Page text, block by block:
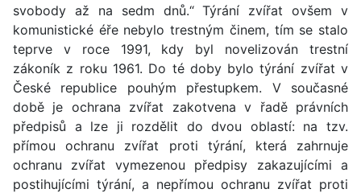
svobody až na sedm dnů.“ Týrání zvířat ovšem v
komunistické éře nebylo trestným činem, tím se stalo
teprve v roce 1991, kdy byl novelizován trestní
zákoník z roku 1961. Do té doby bylo týrání zvířat v
České republice pouhým přestupkem. V současné
době je ochrana zvířat zakotvena v řadě právních
předpisů a lze ji rozdělit do dvou oblastí: na tzv.
přímou ochranu zvířat proti týrání, která zahrnuje
ochranu zvířat vymezenou předpisy zakazujícími a
postihujícími týrání, a nepřímou ochranu zvířat proti